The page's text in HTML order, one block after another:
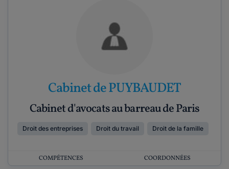
Cabinet de PUYBAUDET
Cabinet d'avocats au barreau de Paris
Droit des entreprises Droit du travail Droit de la famille
COMPÉTENCES COORDONNÉES